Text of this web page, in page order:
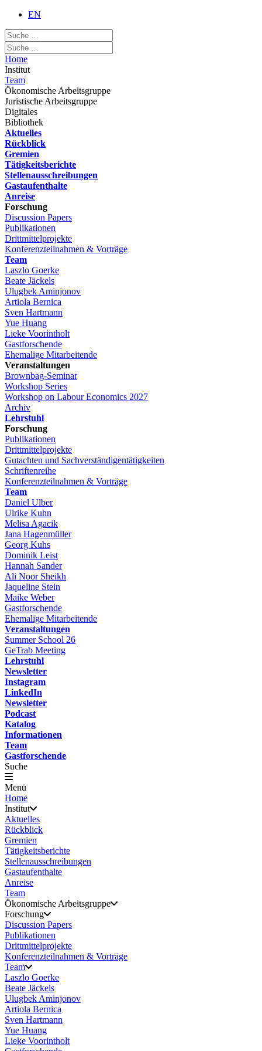
EN
Home
Institut
Team
Ökonomische Arbeitsgruppe
Juristische Arbeitsgruppe
Digitales
Bibliothek
Aktuelles
Rückblick
Gremien
Tätigkeitsberichte
Stellenausschreibungen
Gastaufenthalte
Anreise
Forschung
Discussion Papers
Publikationen
Drittmittelprojekte
Konferenzteilnahmen & Vorträge
Team
Laszlo Goerke
Beate Jäckels
Ulugbek Aminjonov
Artiola Bernica
Sven Hartmann
Yue Huang
Lieke Voorintholt
Gastforschende
Ehemalige Mitarbeitende
Veranstaltungen
Brownbag-Seminar
Workshop Series
Workshop on Labour Economics 2027
Archiv
Lehrstuhl
Forschung
Publikationen
Drittmittelprojekte
Gutachten und Sachverständigentätigkeiten
Schriftenreihe
Konferenzteilnahmen & Vorträge
Team
Daniel Ulber
Ulrike Kuhn
Melisa Agacik
Jana Hagenmüller
Georg Kuhs
Dominik Leist
Hannah Sander
Ali Noor Sheikh
Jaqueline Stein
Maike Weber
Gastforschende
Ehemalige Mitarbeitende
Veranstaltungen
Summer School 26
GeTrab Meeting
Lehrstuhl
Newsletter
Instagram
LinkedIn
Newsletter
Podcast
Katalog
Informationen
Team
Gastforschende
Suche
Menü
Home
Institut
Aktuelles
Rückblick
Gremien
Tätigkeitsberichte
Stellenausschreibungen
Gastaufenthalte
Anreise
Team
Ökonomische Arbeitsgruppe
Forschung
Discussion Papers
Publikationen
Drittmittelprojekte
Konferenzteilnahmen & Vorträge
Team
Laszlo Goerke
Beate Jäckels
Ulugbek Aminjonov
Artiola Bernica
Sven Hartmann
Yue Huang
Lieke Voorintholt